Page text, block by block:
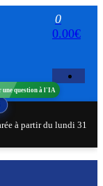
0
0.00€
une question à l'IA
à partir du lundi 31